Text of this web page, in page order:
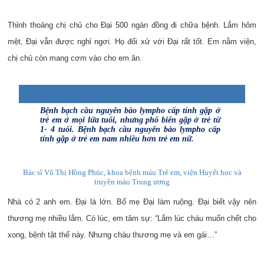
Thỉnh thoảng chị chủ cho Đại 500 ngàn đồng đi chữa bệnh. Lắm hôm
mệt, Đại vẫn được nghỉ ngơi. Họ đối xử với Đại rất tốt. Em nằm viện,
chị chủ còn mang cơm vào cho em ăn.
Bệnh bạch cầu nguyên bào lympho cấp tính gặp ở
trẻ em ở mọi lứa tuổi, nhưng phổ biến gặp ở trẻ từ
1- 4 tuổi. Bệnh bạch cầu nguyên bào lympho cấp
tính gặp ở trẻ em nam nhiều hơn trẻ em nữ.
Bác sĩ Vũ Thị Hồng Phúc, khoa bệnh máu Trẻ em, viện Huyết học và
truyền máu Trung ương
Nhà có 2 anh em. Đại là lớn. Bố mẹ Đại làm ruộng. Đại biết vậy nên
thương mẹ nhiều lắm. Có lúc, em tâm sự: “Lắm lúc cháu muốn chết cho
xong, bệnh tật thế này. Nhưng cháu thương mẹ và em gái…”